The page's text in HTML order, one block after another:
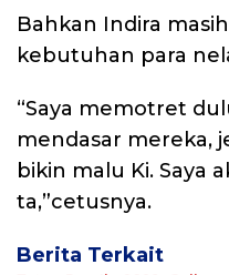
Bahkan Indira
kebutuhan para
“Saya memotret
mendasar mereka,
bikin malu Ki. Saya
ta,”cetusnya.
Berita Terkait